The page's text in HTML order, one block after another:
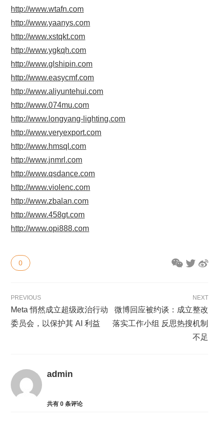
http://www.wtafn.com
http://www.yaanys.com
http://www.xstqkt.com
http://www.ygkqh.com
http://www.glshipin.com
http://www.easycmf.com
http://www.aliyuntehui.com
http://www.074mu.com
http://www.longyang-lighting.com
http://www.veryexport.com
http://www.hmsql.com
http://www.jnmrl.com
http://www.qsdance.com
http://www.violenc.com
http://www.zbalan.com
http://www.458gt.com
http://www.opi888.com
0
PREVIOUS
Meta 悄然成立超级政治行动
委员会，以保护其 AI 利益
NEXT
微博回应被约谈：成立整改
落实工作小组 反思热搜机制
不足
admin
共有0 条评论